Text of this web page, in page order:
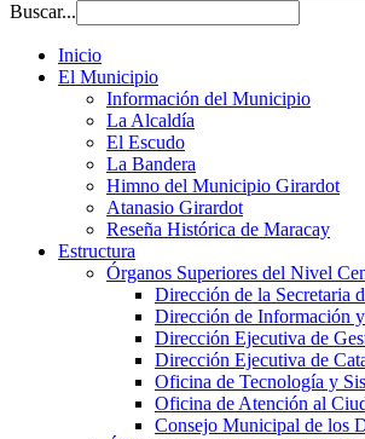
Buscar...
Inicio
El Municipio
Información del Municipio
La Alcaldía
El Escudo
La Bandera
Himno del Municipio Girardot
Atanasio Girardot
Reseña Histórica de Maracay
Estructura
Órganos Superiores del Nivel
Dirección de la Secretaria
Dirección de Información
Dirección Ejecutiva de
Dirección Ejecutiva de
Oficina de Tecnología y
Oficina de Atención al
Consejo Municipal de los